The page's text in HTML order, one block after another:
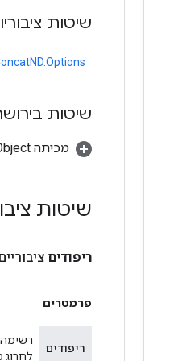
שיטות
שיטות
מכיתה java.lang.Object
שיטות
ריפודים
פרמטרים
ריפודים
רשימה
לחרוג